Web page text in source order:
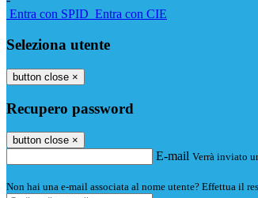
Entra con SPID Entra con CIE
Seleziona utente
button close ×
Recupero password
button close ×
E-mail Verrà inviato
Non hai una e-mail associata al nome utente? Effettua il